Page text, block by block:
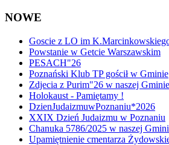
NOWE
Goscie z LO im
Powstanie w Getcie Warszawskim
PESACH"26
Poznański Klub TP gościł w Gminie
Zdjecia z Purim"26 w naszej Gminie
Holokaust - Pamiętamy !
DzienJudaizmuwPoznaniu*2026
XXIX Dzień Judaizmu w Poznaniu
Chanuka 5786/2025 w naszej
Upamiętnienie cmentarza